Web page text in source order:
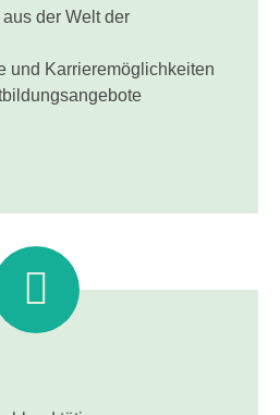
der Welt der
und Karrieremöglichkeiten